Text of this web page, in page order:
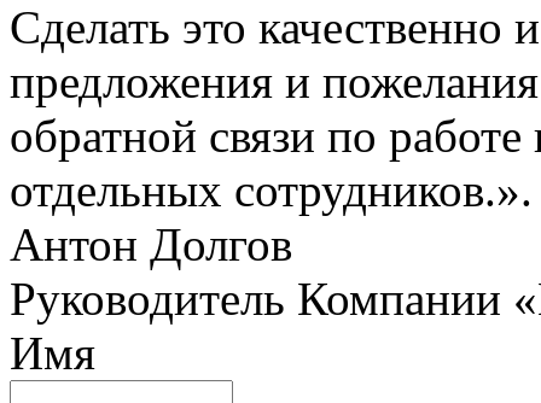
Сделать это
предложения и
обратной связи по
отдельных сотрудников.».
Антон Долгов
Руководитель Компании
Имя